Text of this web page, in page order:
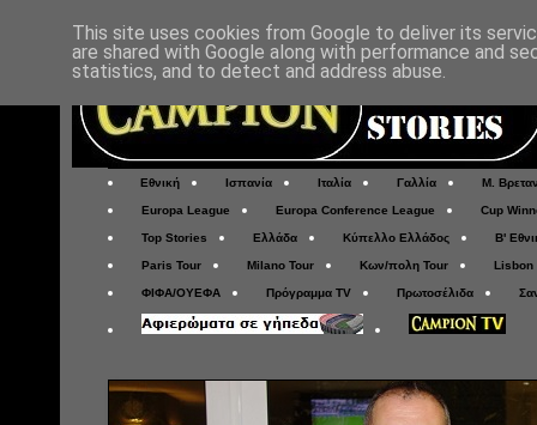
Εθνική Ισπανία Ιταλία Γαλλία Μ.
Europa League Europa Conference League Cup
Top Stories Ελλάδα Κύπελλο Ελλάδος Β'
Paris Tour Milano Tour Κων/πολη Tour Lisbon
ΦΙΦΑ/ΟΥΕΦΑ Πρόγραμμα TV Πρωτοσέλιδα
This site uses cookies from Google to deliver its
are shared with Google along with performance and
statistics, and to detect and address abuse.